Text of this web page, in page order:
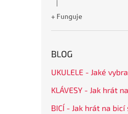
Hodnocení produktu je 5
|
+ Funguje
BLOG
UKULELE - Jaké
KLÁVESY - Jak hrát
BICÍ - Jak hrát na